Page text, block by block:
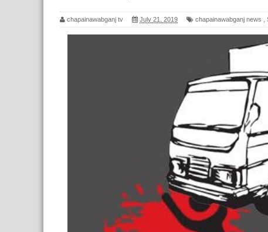
chapainawabganj tv July 21, 2019 chapainawabganj news